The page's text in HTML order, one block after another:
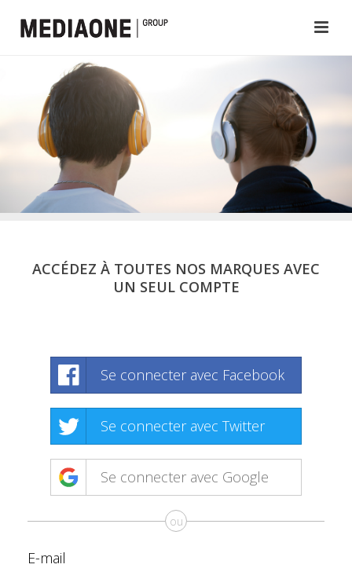
ACCÉDEZ À TOUTES NOS MARQUES AVEC
UN SEUL COMPTE
Se connecter avec Facebook
Se connecter avec Twitter
Se connecter avec Google
ou
E-mail